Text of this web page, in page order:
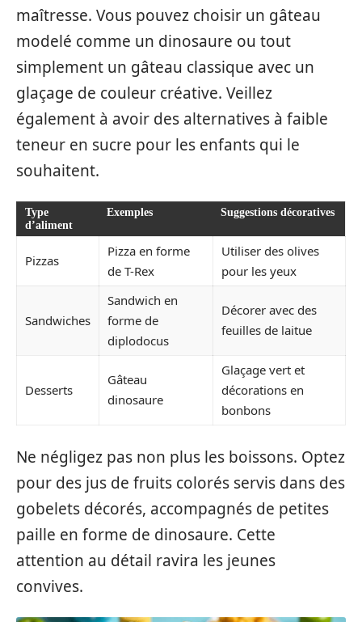
maîtresse. Vous pouvez choisir un gâteau
modelé comme un dinosaure ou tout
simplement un gâteau classique avec un
glaçage de couleur créative. Veillez
également à avoir des alternatives à faible
teneur en sucre pour les enfants qui le
souhaitent.
Type
d’aliment
Exemples Suggestions décoratives
Pizzas
Pizza en forme
de T-Rex
Utiliser des olives
pour les yeux
Sandwiches
Sandwich en
forme de
diplodocus
Décorer avec des
feuilles de laitue
Desserts
Gâteau
dinosaure
Glaçage vert et
décorations en
bonbons
Ne négligez pas non plus les boissons. Optez
pour des jus de fruits colorés servis dans des
gobelets décorés, accompagnés de petites
paille en forme de dinosaure. Cette
attention au détail ravira les jeunes
convives.